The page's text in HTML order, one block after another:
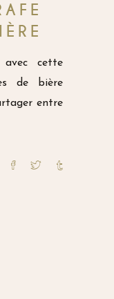
cette
de bière
entre